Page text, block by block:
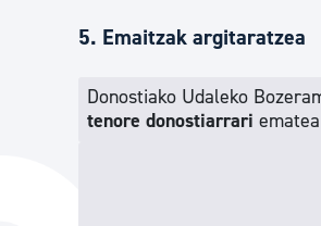
5. Emaitzak argitaratzea
Donostiako Udaleko
tenore donostiarrari